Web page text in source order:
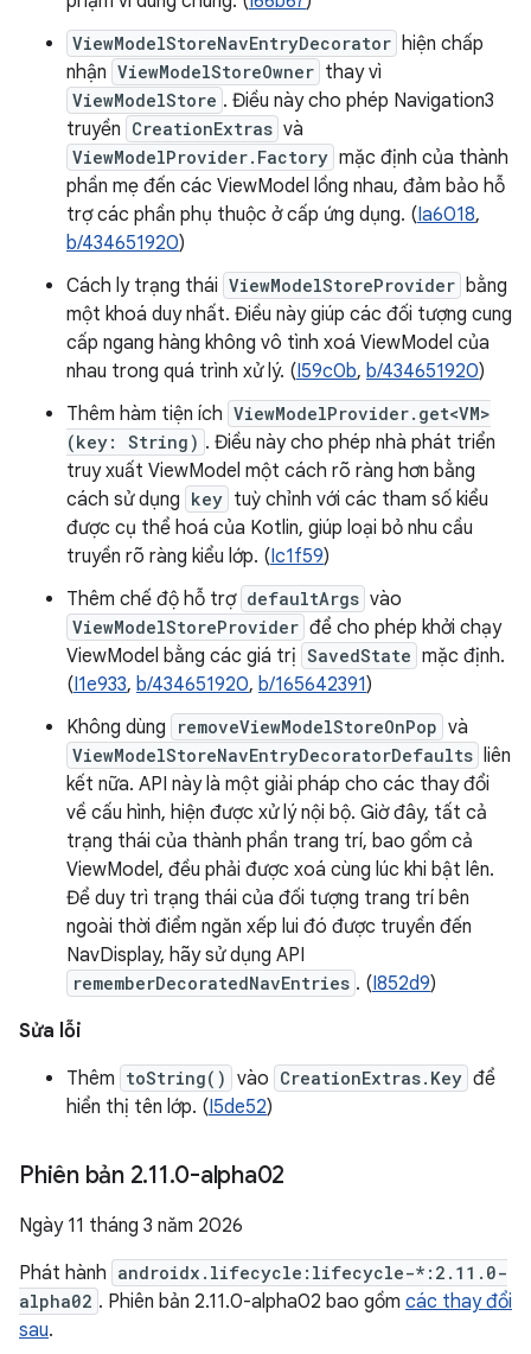
ViewModelStoreNavEntryDecorator hiện chấp
nhận ViewModelStoreOwner thay vì
ViewModelStore . Điều này cho phép Navigation3
truyền CreationExtras và
ViewModelProvider.Factory mặc định của thành
phần mẹ đến các ViewModel lồng nhau, đảm bảo hỗ
trợ các phần phụ thuộc ở cấp ứng dụng. (Ia6018,
b/434651920)
Cách ly trạng thái ViewModelStoreProvider bằng
một khoá duy nhất. Điều này giúp các đối tượng cung
cấp ngang hàng không vô tình xoá ViewModel của
nhau trong quá trình xử lý. (I59c0b, b/434651920)
Thêm hàm tiện ích ViewModelProvider.get<VM>
(key: String) . Điều này cho phép nhà phát triển
truy xuất ViewModel một cách rõ ràng hơn bằng
cách sử dụng key tuỳ chỉnh với các tham số kiểu
được cụ thể hoá của Kotlin, giúp loại bỏ nhu cầu
truyền rõ ràng kiểu lớp. (Ic1f59)
Thêm chế độ hỗ trợ defaultArgs vào
ViewModelStoreProvider để cho phép khởi chạy
ViewModel bằng các giá trị SavedState mặc định.
(I1e933, b/434651920, b/165642391)
Không dùng
removeViewModelStoreOnPop và
ViewModelStoreNavEntryDecoratorDefaults liên
kết nữa. API này là một giải pháp cho các thay đổi
về cấu hình, hiện được xử lý nội bộ. Giờ đây, tất cả
trạng thái của thành phần trang trí, bao gồm cả
ViewModel, đều phải được xoá cùng lúc khi bật lên.
Để duy trì trạng thái của đối tượng trang trí bên
ngoài thời điểm ngăn xếp lui đó được truyền đến
NavDisplay, hãy sử dụng API
rememberDecoratedNavEntries . (I852d9)
Sửa lỗi
Thêm toString() vào CreationExtras.Key để
hiển thị tên lớp. (I5de52)
Phiên bản 2.11.0-alpha02
Ngày 11 tháng 3 năm 2026
Phát hành androidx.lifecycle:lifecycle-*:2.11.0-
alpha02 . Phiên bản 2.11.0-alpha02 bao gồm các thay đổi
sau.